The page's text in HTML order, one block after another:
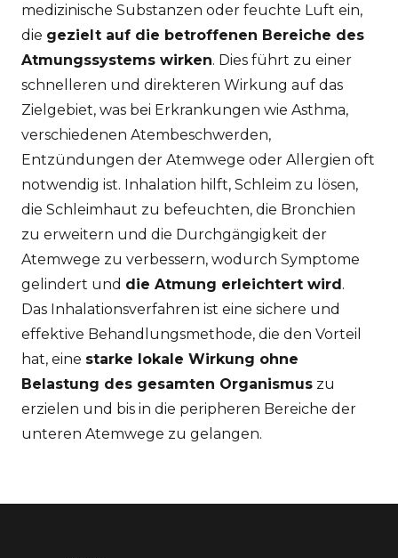
medizinische Substanzen oder feuchte Luft ein,
die gezielt auf die betroffenen Bereiche des
Atmungssystems wirken. Dies führt zu einer
schnelleren und direkteren Wirkung auf das
Zielgebiet, was bei Erkrankungen wie Asthma,
verschiedenen Atembeschwerden,
Entzündungen der Atemwege oder Allergien oft
notwendig ist. Inhalation hilft, Schleim zu lösen,
die Schleimhaut zu befeuchten, die Bronchien
zu erweitern und die Durchgängigkeit der
Atemwege zu verbessern, wodurch Symptome
gelindert und die Atmung erleichtert wird.
Das Inhalationsverfahren ist eine sichere und
effektive Behandlungsmethode, die den Vorteil
hat, eine starke lokale Wirkung ohne
Belastung des gesamten Organismus zu
erzielen und bis in die peripheren Bereiche der
unteren Atemwege zu gelangen.